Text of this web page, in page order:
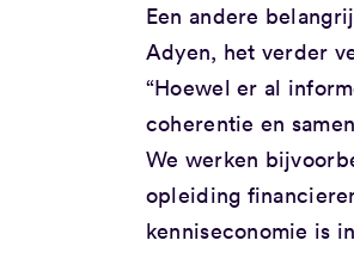
Een andere
Adyen, het verder
“Hoewel er al
coherentie en
We werken
opleiding
kenniseconomie is